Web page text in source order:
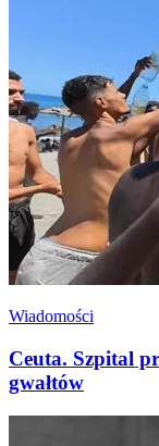
Wiadomości
Ceuta. Szpital
gwałtów